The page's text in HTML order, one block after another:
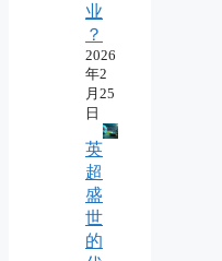
业
？
2026
年2
月25
日
英
超
盛
世
的